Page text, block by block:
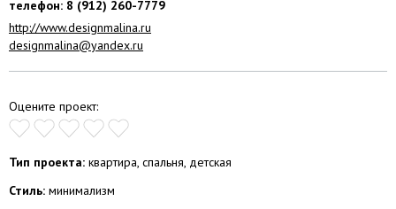
телефон: 8 (912) 260-7779
http://www.designmalina.ru
designmalina@yandex.ru
Оцените проект:
Тип проекта: квартира, спальня, детская
Стиль: минимализм